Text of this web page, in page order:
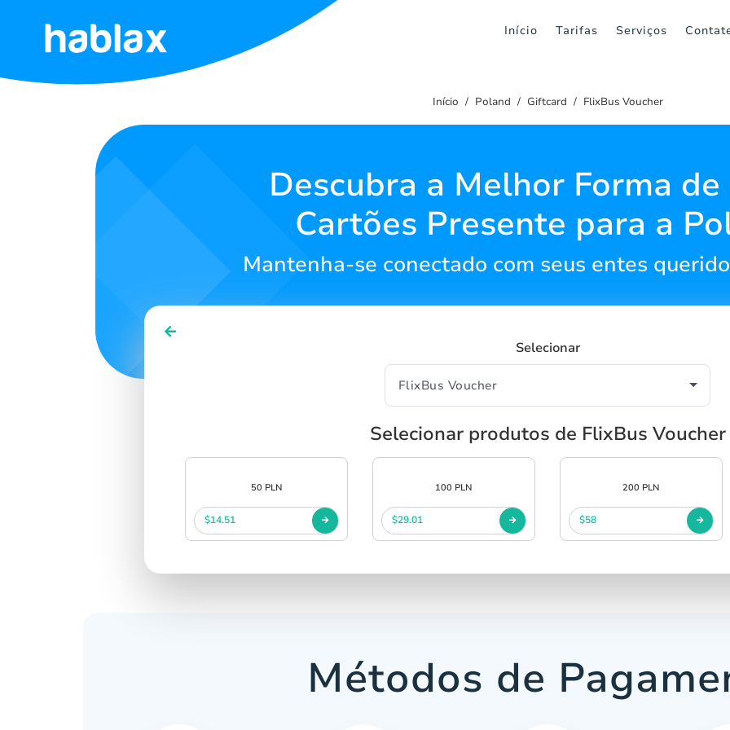
Início Tarifas Serviços
Início
Início Poland Giftcard FlixBus Voucher
Descubra a Melhor Forma de
Cartões Presente para a
Mantenha-se conectado com seus entes
Selecionar
Selecionar produtos de FlixBus Voucher
50 PLN
$14.51
100 PLN
$29.01
200 PLN
$58
Métodos de